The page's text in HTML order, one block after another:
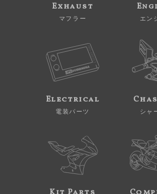
Exhaust
マフラー エン
Electrical
電装パーツ シャ